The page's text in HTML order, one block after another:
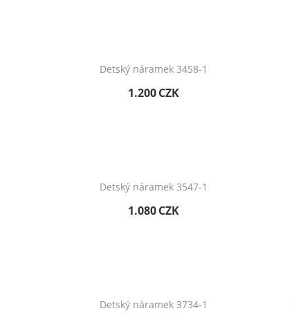
Detský náramek 3458-1
1.200CZK
Detský náramek 3547-1
1.080CZK
Detský náramek 3734-1